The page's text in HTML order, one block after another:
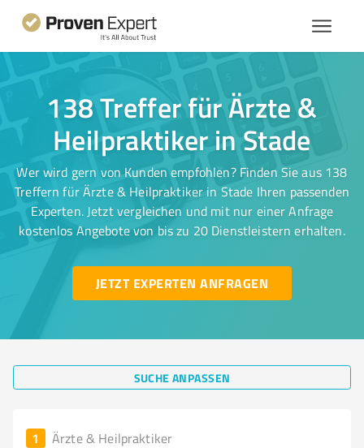
138 Treffer für Ärzte &
Heilpraktiker in Stade
Wer wird gern von Kunden empfohlen? Finden Sie aus 138
Treffern für Ärzte & Heilpraktiker in Stade Ihren passenden
Experten. Jetzt vergleichen und mit nur einer Anfrage
kostenlos Angebote von bis zu 20 Dienstleistern erhalten.
JETZT EXPERTEN ANFRAGEN
SUCHE ANPASSEN
1 Ärzte & Heilpraktiker